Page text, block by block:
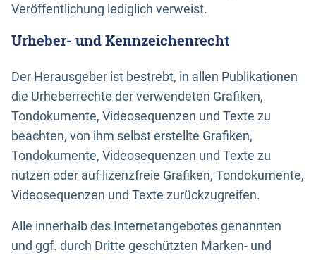
Veröffentlichung lediglich verweist.
Urheber- und Kennzeichenrecht
Der Herausgeber ist bestrebt, in allen Publikationen
die Urheberrechte der verwendeten Grafiken,
Tondokumente, Videosequenzen und Texte zu
beachten, von ihm selbst erstellte Grafiken,
Tondokumente, Videosequenzen und Texte zu
nutzen oder auf lizenzfreie Grafiken, Tondokumente,
Videosequenzen und Texte zurückzugreifen.
Alle innerhalb des Internetangebotes genannten
und ggf. durch Dritte geschützten Marken- und